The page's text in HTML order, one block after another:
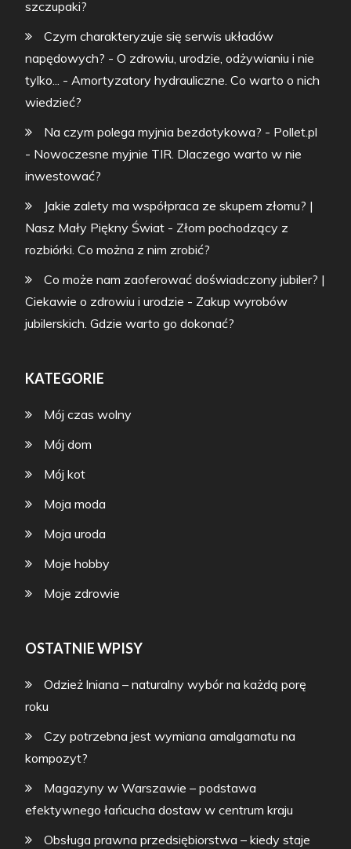
szczupaki?
Czym charakteryzuje się serwis układów
napędowych? - O zdrowiu, urodzie, odżywianiu i nie
tylko...
- Amortyzatory hydrauliczne. Co warto o nich
wiedzieć?
Na czym polega myjnia bezdotykowa? - Pollet.pl
- Nowoczesne myjnie TIR. Dlaczego warto w nie
inwestować?
Jakie zalety ma współpraca ze skupem złomu? |
Nasz Mały Piękny Świat - Złom pochodzący z
rozbiórki. Co można z nim zrobić?
Co może nam zaoferować doświadczony jubiler? |
Ciekawie o zdrowiu i urodzie - Zakup wyrobów
jubilerskich. Gdzie warto go dokonać?
KATEGORIE
Mój czas wolny
Mój dom
Mój kot
Moja moda
Moja uroda
Moje hobby
Moje zdrowie
OSTATNIE WPISY
Odzież lniana – naturalny wybór na każdą porę
roku
Czy potrzebna jest wymiana amalgamatu na
kompozyt?
Magazyny w Warszawie – podstawa
efektywnego łańcucha dostaw w centrum kraju
Obsługa prawna przedsiębiorstwa – kiedy staje